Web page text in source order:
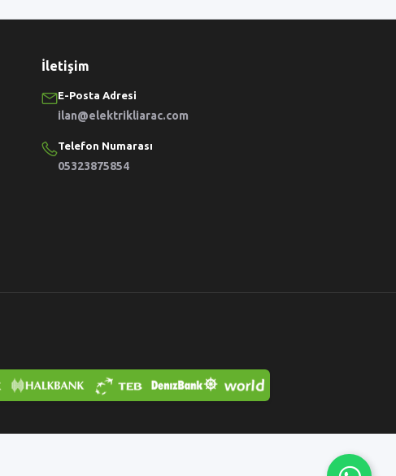
İletişim
E-Posta Adresi
ilan@elektrikliarac.com
Telefon Numarası
05323875854